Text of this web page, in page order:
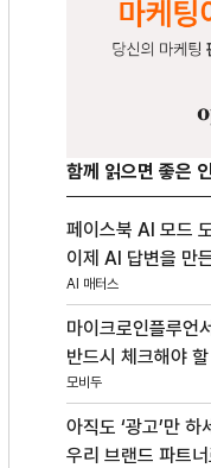
함께 읽으면 좋은
페이스북 AI 모드
이제 AI 답변을 만
AI 매터스
마이크로인플루언
반드시 체크해야 할
모비두
아직도 ‘광고’만
우리 브랜드 파트